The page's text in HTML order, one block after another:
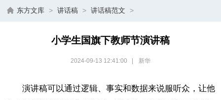
东方文库 > 讲话稿 > 讲话稿范文 >
小学生国旗下教师节演讲稿
2024-09-13 12:41:00 新华
演讲稿可以通过逻辑、事实和数据来说服听众，让他